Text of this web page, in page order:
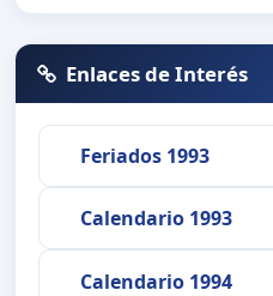
Enlaces de Interés
Feriados 1993
Calendario 1993
Calendario 1994